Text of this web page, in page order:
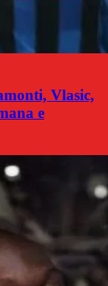
Vlasic,
e